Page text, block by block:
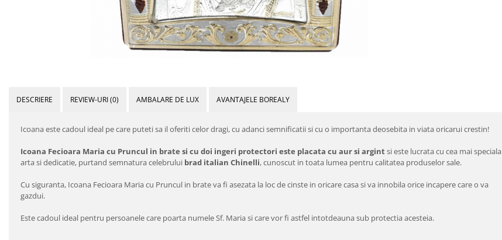
DESCRIERE REVIEW-URI(0) AMBALARE DE LUX AVANTAJELE BOREALY
Icoana este cadoul ideal pe care puteti sa il oferiti celor dragi, cu adanci semnificatii si cu o importanta deosebita in viata oricarui crestin!
Icoana Fecioara Maria cu Pruncul in brate si cu doi ingeri protectori este placata cu aur si argintsi este lucrata cu cea mai speciala
arta si dedicatie, purtand semnatura celebrului brad italian Chinelli, cunoscut in toata lumea pentru calitatea produselor sale.
Cu siguranta, Icoana Fecioara Maria cu Pruncul in brate va fi asezata la loc de cinste in oricare casa si va innobila orice incapere care o va
gazdui.
Este cadoul ideal pentru persoanele care poarta numele Sf. Maria si care vor fi astfel intotdeauna sub protectia acesteia.